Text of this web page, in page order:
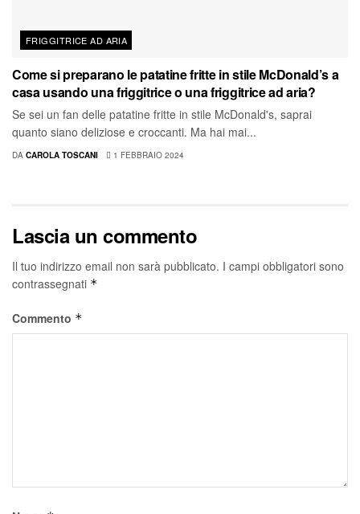
FRIGGITRICE AD ARIA
Come si preparano le patatine fritte in stile McDonald’s a
casa usando una friggitrice o una friggitrice ad aria?
Se sei un fan delle patatine fritte in stile McDonald's, saprai
quanto siano deliziose e croccanti. Ma hai mai...
DA CAROLA TOSCANI 1 FEBBRAIO 2024
Lascia un commento
Il tuo indirizzo email non sarà pubblicato. I campi obbligatori sono
contrassegnati *
Commento *